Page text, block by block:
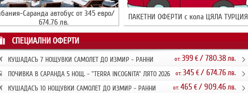
Саранда автобус от 345 евро/
674.76 лв.
ПАКЕТНИ ОФЕРТИ с кола ЦЯЛА ТУРЦИЯ
СПЕЦИАЛНИ ОФЕРТИ
КУШАДАСЪ 7 НОЩУВКИ САМОЛЕТ ДО ИЗМИР - РАННИ
ЗАПИСВАНИЯ 2026
от: 399 €/ 780.38лв.
ПОЧИВКА В САРАНДА 5 НОЩ. - "TERRA INCOGNITA" ЛЯТО 2026
РАННИ ЗАПИ...
от: 345 €/ 674.76лв.
КУШАДАСЪ 10 НОЩУВКИ САМОЛЕТ ДО ИЗМИР - РАННИ
от: 465 €/ 909.46лв.